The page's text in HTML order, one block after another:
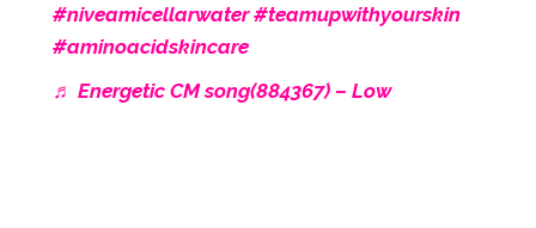
#niveamicellarwater #teamupwithyourskin
#aminoacidskincare
♬ Energetic CM song(884367) – Low